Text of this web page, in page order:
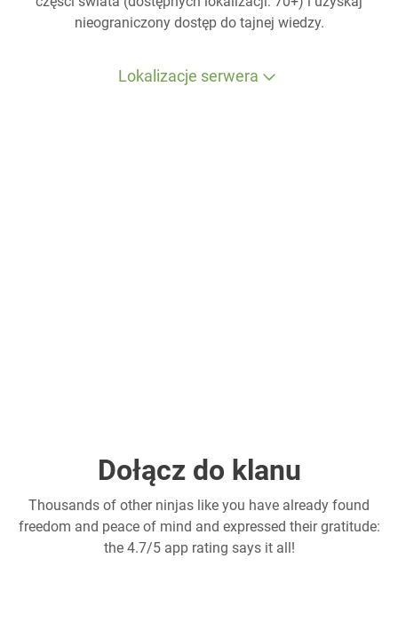
nieograniczony dostęp do tajnej wiedzy.
Lokalizacje serwera
Dołącz do klanu
Thousands of other ninjas like you have already found
freedom and peace of mind and expressed their gratitude:
the 4.7/5 app rating says it all!